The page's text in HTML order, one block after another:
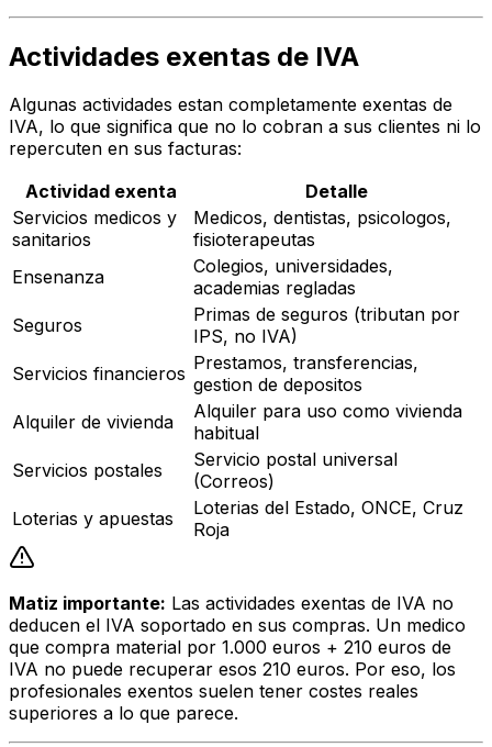
Actividades exentas de IVA
Algunas actividades estan completamente exentas de
IVA, lo que significa que no lo cobran a sus clientes ni lo
repercuten en sus facturas:
Actividad exenta
Detalle
Servicios medicos y
sanitarios
Medicos, dentistas, psicologos,
fisioterapeutas
Ensenanza
Colegios, universidades,
academias regladas
Seguros
Primas de seguros (tributan por
IPS, no IVA)
Servicios financieros Prestamos, transferencias,
gestion de depositos
Alquiler de vivienda
Alquiler para uso como vivienda
habitual
Servicios postales
Servicio postal universal
(Correos)
Loterias y apuestas
Loterias del Estado, ONCE, Cruz
Roja
Matiz importante: Las actividades exentas de IVA no
deducen el IVA soportado en sus compras. Un medico
que compra material por 1.000 euros + 210 euros de
IVA no puede recuperar esos 210 euros. Por eso, los
profesionales exentos suelen tener costes reales
superiores a lo que parece.